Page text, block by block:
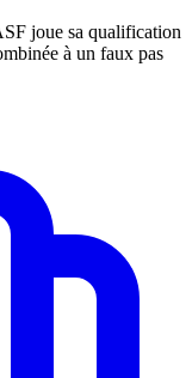
joue sa qualification
à un faux pas